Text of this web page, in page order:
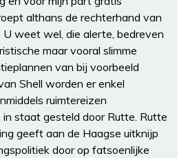
althans de rechterhand van
U weet wel, die alerte, bedreven
maar vooral slimme
van bij voorbeeld
Shell worden er enkel
ruimtereizen
staat gesteld door Rutte. Rutte
geeft aan de Haagse uitknijp
door op fatsoenlijke